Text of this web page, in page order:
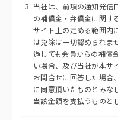
当社は、前項の通知発信
の補償金・弁償金に関す
サイト上の定める範囲内
は免除は一切認められま
過しても会員からの補償
い場合、及び当社が本サ
お問合せに回答した場合
に同意頂いたものとみな
当該金額を支払うものと